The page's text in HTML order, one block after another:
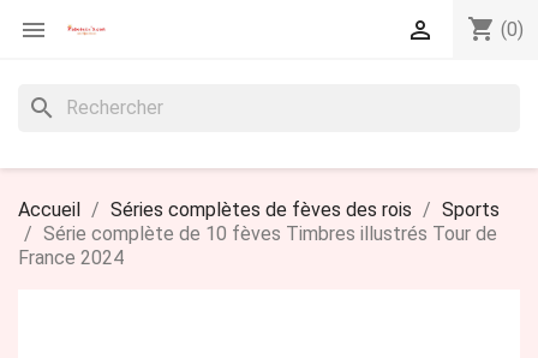
 shopping_cart (0)

search
Accueil Séries complètes de fèves des rois
Sports
Série complète de 10 fèves Timbres illustrés Tour de
France 2024